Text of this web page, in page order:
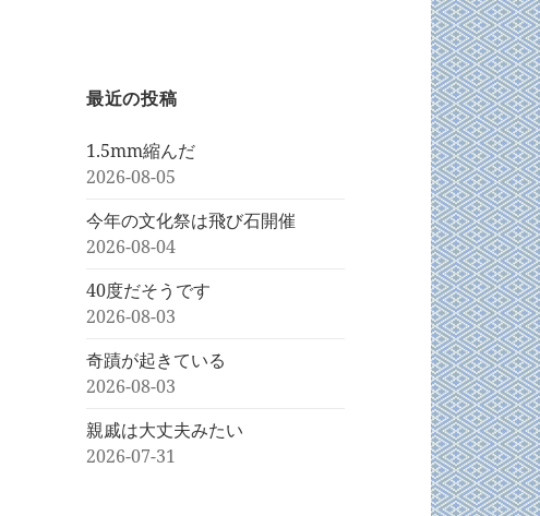
最近の投稿
1.5mm縮んだ
2026-08-05
今年の文化祭は飛び石開催
2026-08-04
40度だそうです
2026-08-03
奇蹟が起きている
2026-08-03
親戚は大丈夫みたい
2026-07-31